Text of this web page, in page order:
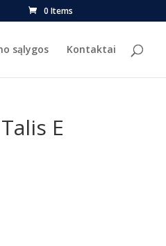
0 Items
sąlygos Kontaktai
E